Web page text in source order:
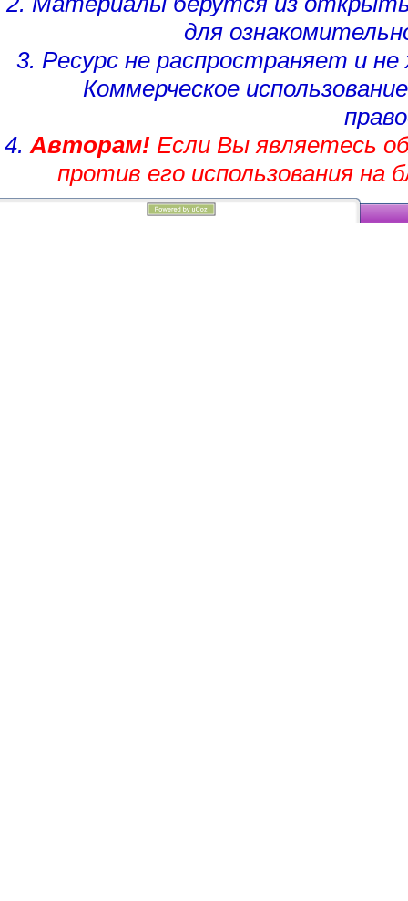
для
3. Ресурс не распространяет и
Коммерческое
4. Авторам!Если Вы являетесь
против его использования на